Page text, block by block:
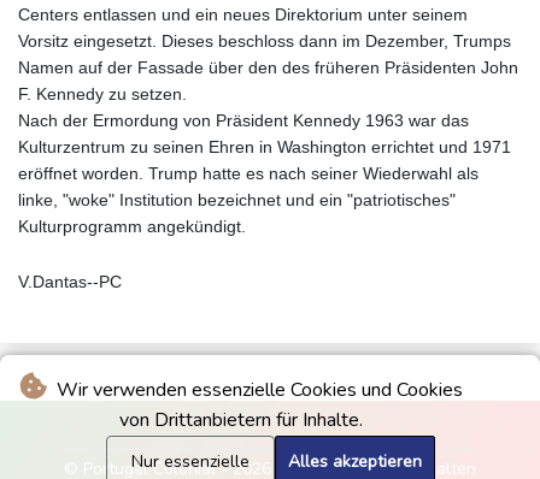
Wir verwenden essenzielle Cookies und Cookies
von Drittanbietern für Inhalte.
Nur essenzielle Alles akzeptieren
Centers entlassen und ein neues Direktorium unter seinem
Vorsitz eingesetzt. Dieses beschloss dann im Dezember, Trumps
Namen auf der Fassade über den des früheren Präsidenten John
F. Kennedy zu setzen.
Nach der Ermordung von Präsident Kennedy 1963 war das
Kulturzentrum zu seinen Ehren in Washington errichtet und 1971
eröffnet worden. Trump hatte es nach seiner Wiederwahl als
linke, "woke" Institution bezeichnet und ein "patriotisches"
Kulturprogramm angekündigt.
V.Dantas--PC
© Portugal Colonial - 2026 - Alle Rechte vorbehalten